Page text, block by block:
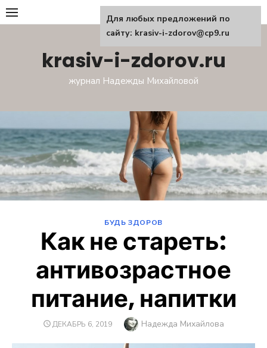
Перейти
к
krasiv-i-zdorov.ru
журнал Надежды Михайловой
БУДЬ ЗДОРОВ
Как не стареть:
антивозрастное
питание, напитки
ОПУБЛИКОВАНО
ДЕКАБРЬ 6, 2019 Автор
Надежда Михайлова
Для любых предложений по
сайту: krasiv-i-zdorov@cp9.ru